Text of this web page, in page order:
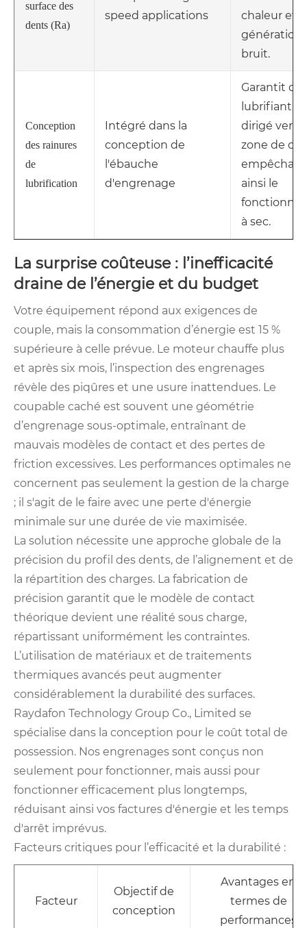
surface des
dents (Ra)
speed applications
chaleur et
génération
bruit.
Conception
des rainures
de
lubrification
Intégré dans la
conception de
l'ébauche
d'engrenage
Garantit
lubrifiant
dirigé vers
zone de
empêchant
ainsi le
à sec.
La surprise coûteuse : l’inefficacité
draine de l’énergie et du budget
Votre équipement répond aux exigences de
couple, mais la consommation d’énergie est 15 %
supérieure à celle prévue. Le moteur chauffe plus
et après six mois, l’inspection des engrenages
révèle des piqûres et une usure inattendues. Le
coupable caché est souvent une géométrie
d’engrenage sous-optimale, entraînant de
mauvais modèles de contact et des pertes de
friction excessives. Les performances optimales ne
concernent pas seulement la gestion de la charge
; il s'agit de le faire avec une perte d'énergie
minimale sur une durée de vie maximisée.
La solution nécessite une approche globale de la
précision du profil des dents, de l’alignement et de
la répartition des charges. La fabrication de
précision garantit que le modèle de contact
théorique devient une réalité sous charge,
répartissant uniformément les contraintes.
L’utilisation de matériaux et de traitements
thermiques avancés peut augmenter
considérablement la durabilité des surfaces.
Raydafon Technology Group Co., Limited se
spécialise dans la conception pour le coût total de
possession. Nos engrenages sont conçus non
seulement pour fonctionner, mais aussi pour
fonctionner efficacement plus longtemps,
réduisant ainsi vos factures d'énergie et les temps
d'arrêt imprévus.
Facteurs critiques pour l’efficacité et la durabilité :
Facteur
Objectif de
conception
Avantages en
termes de
performances